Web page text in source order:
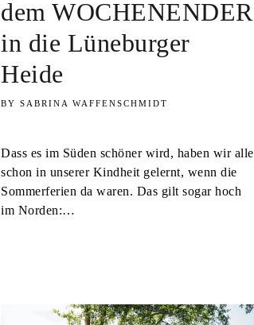
dem WOCHENENDER
in die Lüneburger
Heide
SABRINA WAFFENSCHMIDT
Dass es im Süden schöner wird, haben wir alle
schon in unserer Kindheit gelernt, wenn die
Sommerferien da waren. Das gilt sogar hoch
im Norden:…